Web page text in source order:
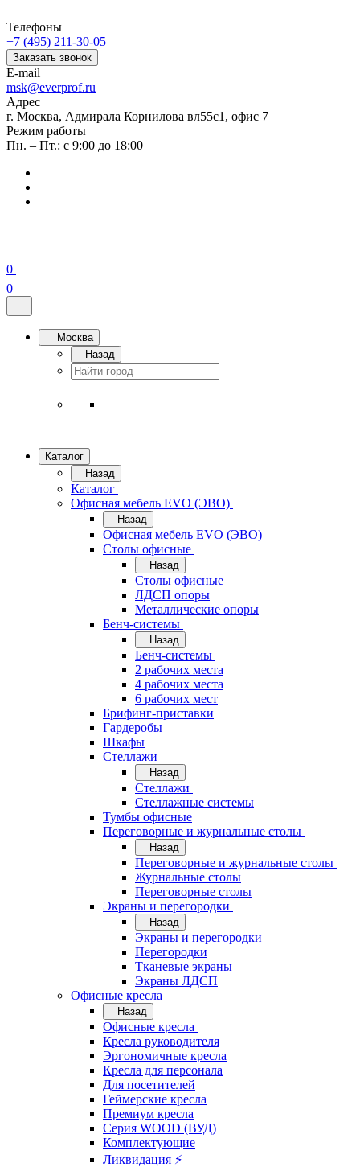
Телефоны
+7 (495) 211-30-05
Заказать звонок
E-mail
msk@everprof.ru
Адрес
г. Москва, Адмирала Корнилова вл55с1, офис 7
Режим работы
Пн. – Пт.: с 9:00 до 18:00
0
0
Москва
Назад
Каталог
Назад
Каталог
Офисная мебель EVO (ЭВО)
Назад
Офисная мебель EVO (ЭВО)
Cтолы офисные
Назад
Cтолы офисные
ЛДСП опоры
Металлические опоры
Бенч-системы
Назад
Бенч-системы
2 рабочих места
4 рабочих места
6 рабочих мест
Брифинг-приставки
Гардеробы
Шкафы
Стеллажи
Назад
Стеллажи
Стеллажные системы
Тумбы офисные
Переговорные и журнальные столы
Назад
Переговорные и журнальные столы
Журнальные столы
Переговорные столы
Экраны и перегородки
Назад
Экраны и перегородки
Перегородки
Тканевые экраны
Экраны ЛДСП
Офисные кресла
Назад
Офисные кресла
Кресла руководителя
Эргономичные кресла
Кресла для персонала
Для посетителей
Геймерские кресла
Премиум кресла
Серия WOOD (ВУД)
Комплектующие
Ликвидация ⚡